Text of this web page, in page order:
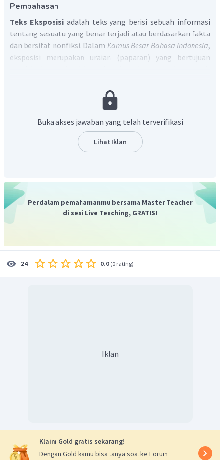
Pembahasan
Teks Eksposisiadalah teks yang berisi sebuah informasi
tentang sesuatu yang benar terjadi atau berdasarkan fakta
dan bersifat nonfiksi. Dalam Kamus Besar Bahasa Indonesia,
eksposisi merupakan uraian (paparan) yang bertujuan
tulisan yang digunakan oleh
penulis untuk memberikan informasi penting kepada
konsep, objek, teori, dan sebagainya.
Dengan demikian, jawaban yang tepat adalah B.
Buka akses jawaban yang telah terverifikasi
Lihat Iklan
Perdalam pemahamanmu bersama Master Teacher
di sesi Live Teaching, GRATIS!
24 0.0 (0 rating)
Iklan
Klaim Gold gratis sekarang!
Dengan Gold kamu bisa tanya soal ke Forum